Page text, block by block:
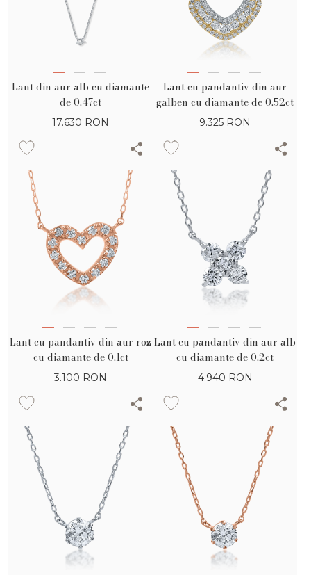
Lant din aur alb cu diamante
de 0.47ct
17.630 RON
Lant cu pandantiv din aur
galben cu diamante de 0.52ct
9.325 RON
Lant cu pandantiv din aur roz
cu diamante de 0.1ct
3.100 RON
Lant cu pandantiv din aur alb
cu diamante de 0.2ct
4.940 RON